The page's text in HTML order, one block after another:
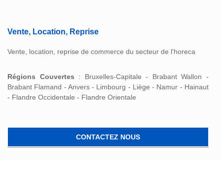
Vente, Location, Reprise
Vente, location, reprise de commerce du secteur de l'horeca
Régions Couvertes : Bruxelles-Capitale - Brabant Wallon -
Brabant Flamand - Anvers - Limbourg - Liège - Namur - Hainaut
- Flandre Occidentale - Flandre Orientale
CONTACTEZ NOUS